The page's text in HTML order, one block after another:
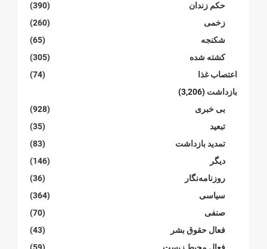
حکم زندان
(390)
زخمی
(260)
شکنجە
(65)
کشته شده
(305)
اعتصاب غذا
(74)
بازداشت (3,206)
بی خبری
(928)
تبعید
(35)
تمدید بازداشت
(83)
دیگر
(146)
روزنامەنگار
(36)
سیاسی
(364)
صنفی
(70)
فعال حقوق بشر
(43)